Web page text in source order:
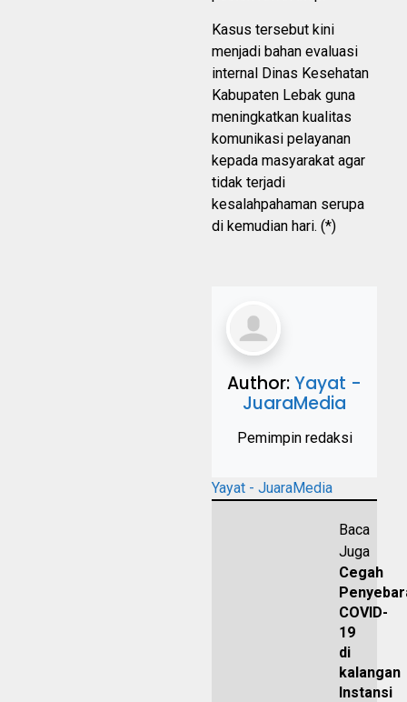
Kasus tersebut kini
menjadi bahan evaluasi
internal Dinas Kesehatan
Kabupaten Lebak guna
meningkatkan kualitas
komunikasi pelayanan
kepada masyarakat agar
tidak terjadi
kesalahpahaman serupa
di kemudian hari. (*)
Author:Yayat -
JuaraMedia
Pemimpin redaksi
Yayat - JuaraMedia
Baca
Juga
Cegah
COVID-
19
di
kalangan
Instansi